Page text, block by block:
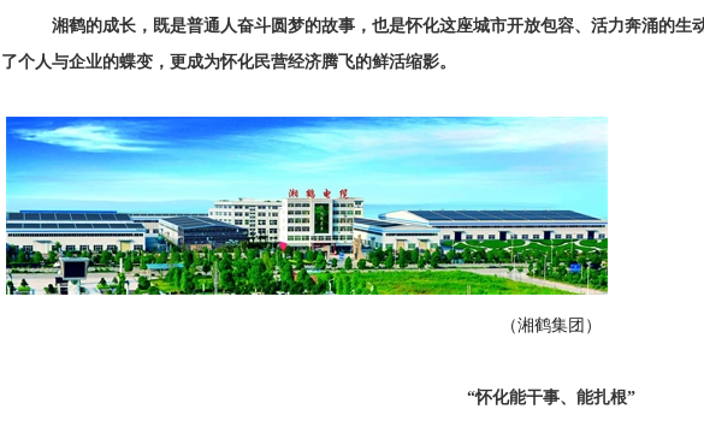
湘鹤的成长，既是普通人奋斗圆梦的故事，也是怀化这座城市开放包容、活力奔涌的
了个人与企业的蝶变，更成为怀化民营经济腾飞的鲜活缩影。
（湘鹤集团）
“怀化能干事、能扎根”